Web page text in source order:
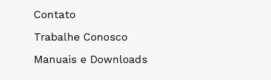
Contato
Trabalhe Conosco
Manuais e Downloads